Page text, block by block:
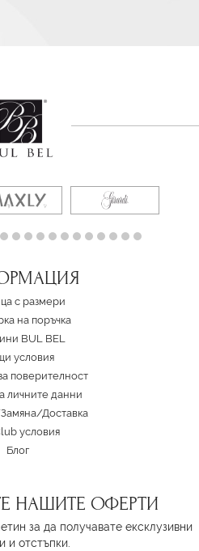
с размери
на поръчка
BUL BEL
условия
поверителност
личните данни
/Доставка
условия
Блог
НАШИТЕ ОФЕРТИ
за да получавате ексклузивни
и отстъпки.